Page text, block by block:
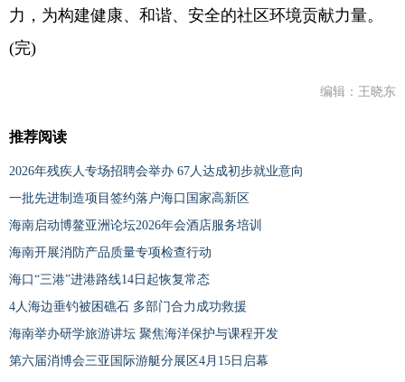
力，为构建健康、和谐、安全的社区环境贡献力量。
(完)
编辑：王晓东
推荐阅读
2026年残疾人专场招聘会举办 67人达成初步就业意向
一批先进制造项目签约落户海口国家高新区
海南启动博鳌亚洲论坛2026年会酒店服务培训
海南开展消防产品质量专项检查行动
海口“三港”进港路线14日起恢复常态
4人海边垂钓被困礁石 多部门合力成功救援
海南举办研学旅游讲坛 聚焦海洋保护与课程开发
第六届消博会三亚国际游艇分展区4月15日启幕